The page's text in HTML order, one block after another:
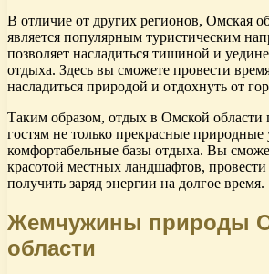
В отличие от других регионов, Омская
является популярным туристическим
позволяет насладиться тишиной и
отдыха. Здесь вы сможете провести
насладиться природой и отдохнуть от
Таким образом, отдых в Омской области
гостям не только прекрасные природные
комфортабельные базы отдыха. Вы
красотой местных ландшафтов,
получить заряд энергии на долгое время.
Жемчужины природы
области